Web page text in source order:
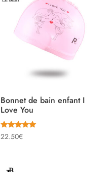
Bonnet de bain enfant I
Love You
Note
5.00
22.50€